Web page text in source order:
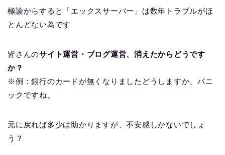
極論からすると「エックスサーバー」は数年トラブルがほ
とんどない為です
皆さんのサイト運営・ブログ運営、消えたからどうです
か？
※例：銀行のカードが無くなりましたどうしますか、パニ
ックですね。
元に戻れば多少は助かりますが、不安感しかないでしょ
う？